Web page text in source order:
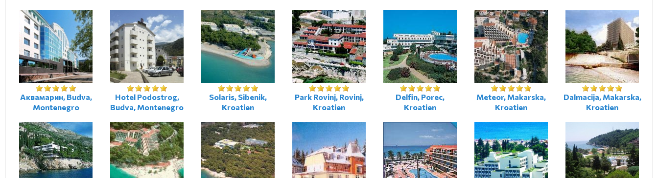
Аквамарин, Budva,
Montenegro
Hotel Podostrog,
Budva, Montenegro
Solaris, Sibenik,
Kroatien
Park Rovinj, Rovinj,
Kroatien
Delfin, Porec,
Kroatien
Meteor, Makarska,
Kroatien
Dalmacija, Makarska,
Kroatien